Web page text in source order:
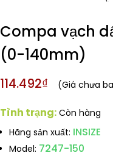
Compa vạch
(0-140mm)
114.492₫ (Giá chưa
Tình trạng: Còn hàng
Hãng sản xuất: INSIZE
Model: 7247-150